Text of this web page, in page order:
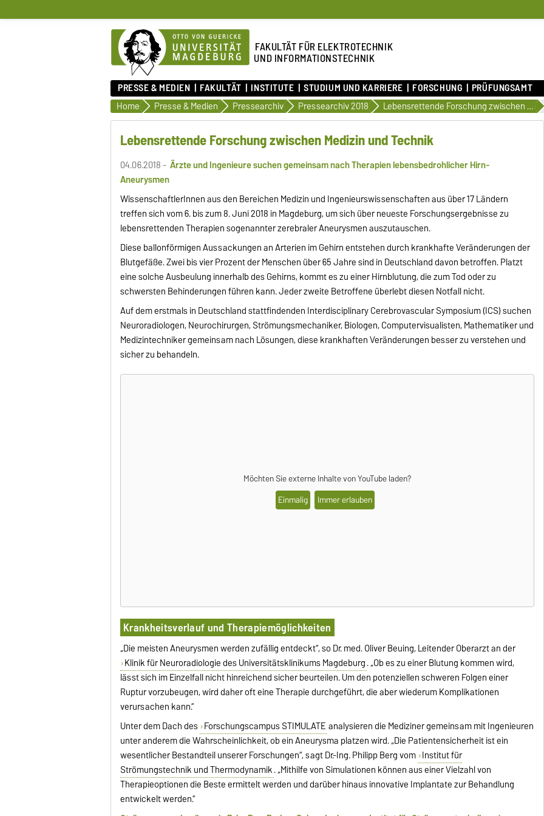
FAKULTÄT FÜR ELEKTROTECHNIK
UND INFORMATIONSTECHNIK
PRESSE & MEDIEN FAKULTÄT INSTITUTE STUDIUM UND KARRIERE FORSCHUNG PRÜFUNGSAMT
Home Presse & Medien Pressearchiv Pressearchiv 2018 Lebensrettende Forschung zwischen Medizin und Technik
Lebensrettende Forschung zwischen Medizin und Technik
04.06.2018 - Ärzte und Ingenieure suchen gemeinsam nach Therapien lebensbedrohlicher Hirn-
Aneurysmen
WissenschaftlerInnen aus den Bereichen Medizin und Ingenieurswissenschaften aus über 17 Ländern
treffen sich vom 6. bis zum 8. Juni 2018 in Magdeburg, um sich über neueste Forschungsergebnisse zu
lebensrettenden Therapien sogenannter zerebraler Aneurysmen auszutauschen.
Diese ballonförmigen Aussackungen an Arterien im Gehirn entstehen durch krankhafte Veränderungen der
Blutgefäße. Zwei bis vier Prozent der Menschen über 65 Jahre sind in Deutschland davon betroffen. Platzt
eine solche Ausbeulung innerhalb des Gehirns, kommt es zu einer Hirnblutung, die zum Tod oder zu
schwersten Behinderungen führen kann. Jeder zweite Betroffene überlebt diesen Notfall nicht.
Auf dem erstmals in Deutschland stattfindenden Interdisciplinary Cerebrovascular Symposium (ICS) suchen
Neuroradiologen, Neurochirurgen, Strömungsmechaniker, Biologen, Computervisualisten, Mathematiker und
Medizintechniker gemeinsam nach Lösungen, diese krankhaften Veränderungen besser zu verstehen und
sicher zu behandeln.
Möchten Sie externe Inhalte vonYouTubeladen?
Einmalig
Immer erlauben
Krankheitsverlauf und Therapiemöglichkeiten
„Die meisten Aneurysmen werden zufällig entdeckt“, so Dr. med. Oliver Beuing, Leitender Oberarzt an der
Klinik für Neuroradiologie des Universitätsklinikums Magdeburg. „Ob es zu einer Blutung kommen wird,
lässt sich im Einzelfall nicht hinreichend sicher beurteilen. Um den potenziellen schweren Folgen einer
Ruptur vorzubeugen, wird daher oft eine Therapie durchgeführt, die aber wiederum Komplikationen
verursachen kann.“
Unter dem Dach des Forschungscampus STIMULATE analysieren die Mediziner gemeinsam mit Ingenieuren
unter anderem die Wahrscheinlichkeit, ob ein Aneurysma platzen wird. „Die Patientensicherheit ist ein
wesentlicher Bestandteil unserer Forschungen“, sagt Dr.-Ing. Philipp Berg vom Institut für
Strömungstechnik und Thermodynamik. „Mithilfe von Simulationen können aus einer Vielzahl von
Therapieoptionen die Beste ermittelt werden und darüber hinaus innovative Implantate zur Behandlung
entwickelt werden.“